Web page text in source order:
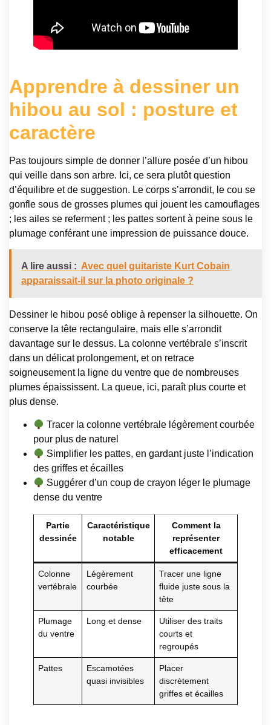
Apprendre à dessiner un
hibou au sol : posture et
caractère
Pas toujours simple de donner l’allure posée d’un hibou
qui veille dans son arbre. Ici, ce sera plutôt question
d’équilibre et de suggestion. Le corps s’arrondit, le cou se
gonfle sous de grosses plumes qui jouent les camouflages
; les ailes se referment ; les pattes sortent à peine sous le
plumage conférant une impression de puissance douce.
A lire aussi : Avec quel guitariste Kurt Cobain
apparaissait-il sur la photo originale ?
Dessiner le hibou posé oblige à repenser la silhouette. On
conserve la tête rectangulaire, mais elle s’arrondit
davantage sur le dessus. La colonne vertébrale s’inscrit
dans un délicat prolongement, et on retrace
soigneusement la ligne du ventre que de nombreuses
plumes épaississent. La queue, ici, paraît plus courte et
plus dense.
Tracer la colonne vertébrale légèrement courbée
pour plus de naturel
Simplifier les pattes, en gardant juste l’indication
des griffes et écailles
Suggérer d’un coup de crayon léger le plumage
dense du ventre
Partie
dessinée
Caractéristique
notable
Comment la
représenter
efficacement
Colonne
vertébrale
Légèrement
courbée
Tracer une ligne
fluide juste sous la
tête
Plumage
du ventre
Long et dense
Utiliser des traits
courts et
regroupés
Pattes
Escamotées
quasi invisibles
Placer
discrètement
griffes et écailles